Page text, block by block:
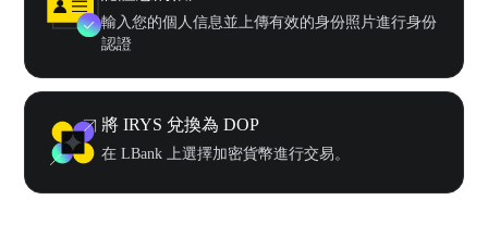
輸入您的個人信息並上傳有效的身份照片進行身份
認證
將 IRYS 兌換為 DOP
在 LBank 上選擇加密貨幣進行交易。